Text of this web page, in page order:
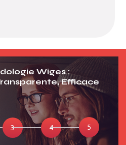
Wiges :
Efficace